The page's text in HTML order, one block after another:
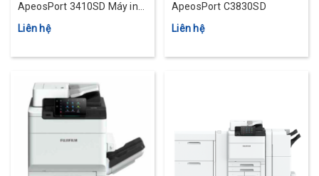
ApeosPort 3410SD Máy in
đen trắng đa chức năng khổ
Liên hệ
ApeosPort C3830SD
Liên hệ